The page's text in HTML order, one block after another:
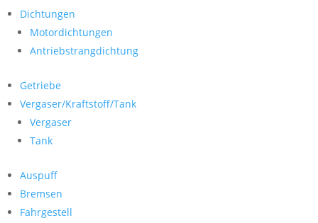
Dichtungen
Motordichtungen
Antriebstrangdichtung
Getriebe
Vergaser/Kraftstoff/Tank
Vergaser
Tank
Auspuff
Bremsen
Fahrgestell